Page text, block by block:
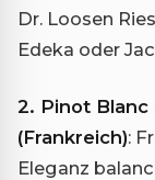
Dr. Loosen
Edeka oder
2. Pinot Blanc
(Frankreich):
Eleganz